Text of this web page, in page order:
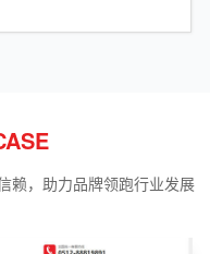
赖，助力品牌领跑行业发展